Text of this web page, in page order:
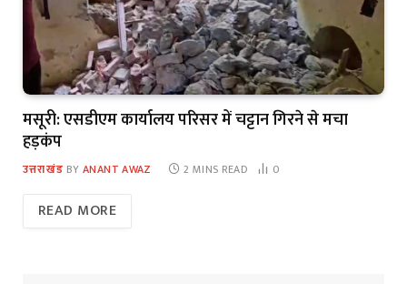
मसूरी: एसडीएम कार्यालय परिसर में चट्टान गिरने से मचा
हड़कंप
उत्तराखंड BY ANANT AWAZ 2 MINS READ 0
READ MORE